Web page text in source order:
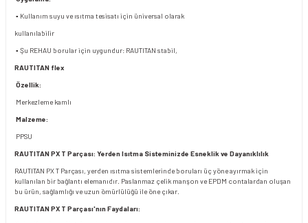
▪ Kullanım suyu ve ısıtma tesisatı için üniversal olarak
kullanılabilir
▪ Şu REHAU borular için uygundur: RAUTITAN stabil,
RAUTITAN flex
Özellik:
Merkezleme kamlı
Malzeme:
PPSU
RAUTITAN PX T Parçası: Yerden Isıtma Sisteminizde Esneklik ve Dayanıklılık
RAUTITAN PX T Parçası, yerden ısıtma sistemlerinde boruları üç yöne ayırmak için
kullanılan bir bağlantı elemanıdır. Paslanmaz çelik manşon ve EPDM contalardan oluşan
bu ürün, sağlamlığı ve uzun ömürlülüğü ile öne çıkar.
RAUTITAN PX T Parçası'nın Faydaları: